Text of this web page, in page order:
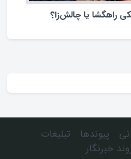
راهگشا یا چالش‌زا؟
پیوندها
تبلیغات
خبرنگار